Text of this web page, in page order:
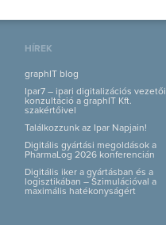
HÍREK
graphIT blog
Ipar7 – ipari digitalizációs vezetői
konzultáció a graphIT Kft.
szakértőivel
Találkozzunk az Ipar Napjain!
Digitális gyártási megoldások a
PharmaLog 2026 konferencián
Digitális iker a gyártásban és a
logisztikában – Szimulációval a
maximális hatékonyságért